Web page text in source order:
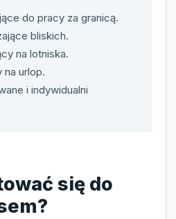
do pracy za granicą.
bliskich.
na lotniska.
na urlop.
i indywidualni
się do